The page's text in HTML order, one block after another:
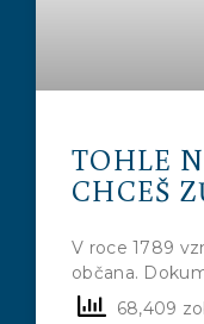
TOHLE
CHCEŠ
V roce 1789
občana.
68,409